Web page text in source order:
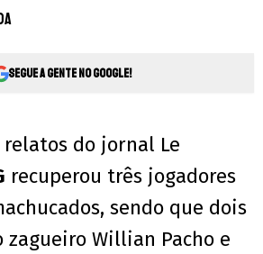
Segue a gente no Google!
relatos do jornal Le
recuperou três jogadores
sendo que dois
Willian Pacho e